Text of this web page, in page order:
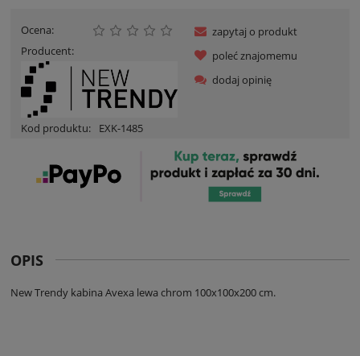
Ocena:
Producent:
Kod produktu: EXK-1485
zapytaj o produkt
poleć znajomemu
dodaj opinię
OPIS
New Trendy kabina Avexa lewa chrom 100x100x200 cm.